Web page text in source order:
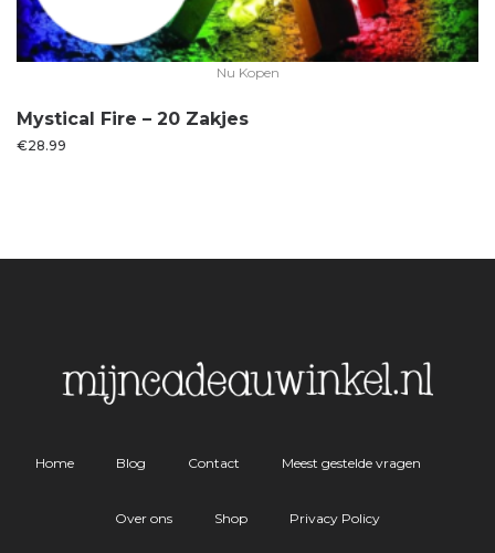
Nu Kopen
Mystical Fire – 20 Zakjes
€28.99
Home Blog Contact Meest gestelde vragen
Over ons Shop Privacy Policy